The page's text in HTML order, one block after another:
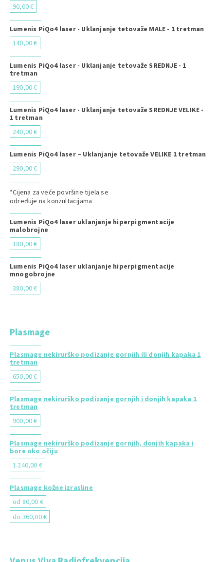
90,00 €
Lumenis PiQo4 laser - Uklanjanje tetovaže MALE - 1 tretman
140,00 €
Lumenis PiQo4 laser - Uklanjanje tetovaže SREDNJE - 1
tretman
190,00 €
Lumenis PiQo4 laser - Uklanjanje tetovaže SREDNJE VELIKE -
1 tretman
240,00 €
Lumenis PiQo4 laser – Uklanjanje tetovaže VELIKE 1 tretman
290,00 €
*Cijena za veće površine tijela se
određuje na konzultacijama
Lumenis PiQo4 laser uklanjanje hiperpigmentacije
malobrojne
180,00 €
Lumenis PiQo4 laser uklanjanje hiperpigmentacije
mnogobrojne
380,00 €
Plasmage
Plasmage nekirurško podizanje gornjih ili donjih kapaka 1
tretman
650,00 €
Plasmage nekirurško podizanje gornjih i donjih kapaka 1
tretman
900,00 €
Plasmage nekirurško podizanje gornjih, donjih kapaka i
bore oko očiju
1.240,00 €
Plasmage kožne izrasline
od 80,00 €
do 360,00 €